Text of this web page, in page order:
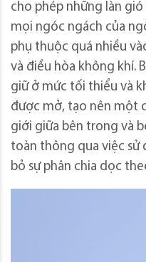
cho phép những làn
mọi ngóc ngách của
phụ thuộc quá nhiều
và điều hòa không khí.
giữ ở mức tối thiểu và
được mở, tạo nên một
giới giữa bên trong và
toàn thông qua việc sử
bỏ sự phân chia dọc